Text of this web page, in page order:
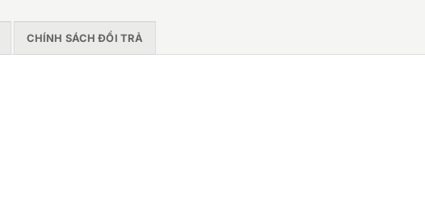
CHÍNH SÁCH ĐỔI TRẢ